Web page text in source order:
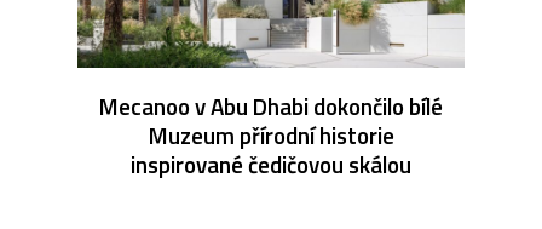
Mecanoo v Abu Dhabi dokončilo bílé
Muzeum přírodní historie
inspirované čedičovou skálou